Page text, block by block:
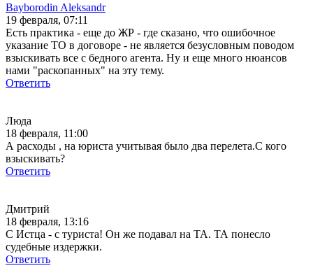
Bayborodin Aleksandr
19 февраля, 07:11
Есть практика - еще до ЖР - где сказано, что ошибочное
указание ТО в договоре - не является безусловным поводом
взыскивать все с бедного агента. Ну и еще много нюансов
нами "раскопанных" на эту тему.
Ответить
Люда
18 февраля, 11:00
А расходы , на юриста учитывая было два перелета.С кого
взыскивать?
Ответить
Дмитрий
18 февраля, 13:16
С Истца - с туриста! Он же подавал на ТА. ТА понесло
судебные издержки.
Ответить